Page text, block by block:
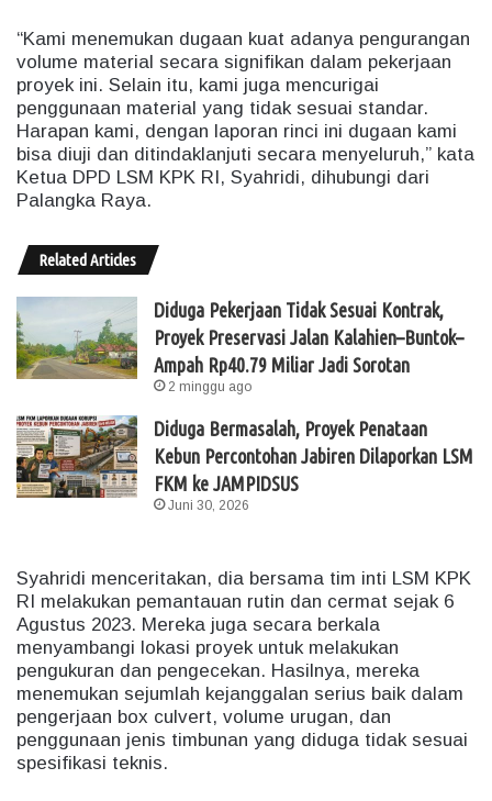
“Kami menemukan dugaan kuat adanya pengurangan
volume material secara signifikan dalam pekerjaan
proyek ini. Selain itu, kami juga mencurigai
penggunaan material yang tidak sesuai standar.
Harapan kami, dengan laporan rinci ini dugaan kami
bisa diuji dan ditindaklanjuti secara menyeluruh,” kata
Ketua DPD LSM KPK RI, Syahridi, dihubungi dari
Palangka Raya.
Related Articles
Diduga Pekerjaan Tidak Sesuai Kontrak,
Proyek Preservasi Jalan Kalahien–Buntok–
Ampah Rp40.79 Miliar Jadi Sorotan
2 minggu ago
Diduga Bermasalah, Proyek Penataan
Kebun Percontohan Jabiren Dilaporkan LSM
FKM ke JAMPIDSUS
Juni 30, 2026
Syahridi menceritakan, dia bersama tim inti LSM KPK
RI melakukan pemantauan rutin dan cermat sejak 6
Agustus 2023. Mereka juga secara berkala
menyambangi lokasi proyek untuk melakukan
pengukuran dan pengecekan. Hasilnya, mereka
menemukan sejumlah kejanggalan serius baik dalam
pengerjaan box culvert, volume urugan, dan
penggunaan jenis timbunan yang diduga tidak sesuai
spesifikasi teknis.